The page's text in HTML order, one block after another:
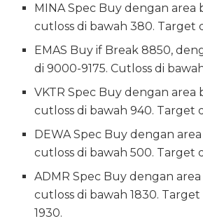
MINA Spec Buy dengan area
cutloss di bawah 380. Target
EMAS Buy if Break 8850,
di 9000-9175. Cutloss di
VKTR Spec Buy dengan area
cutloss di bawah 940. Target
DEWA Spec Buy dengan
cutloss di bawah 500. Target
ADMR Spec Buy dengan area
cutloss di bawah 1830. Target
1930.